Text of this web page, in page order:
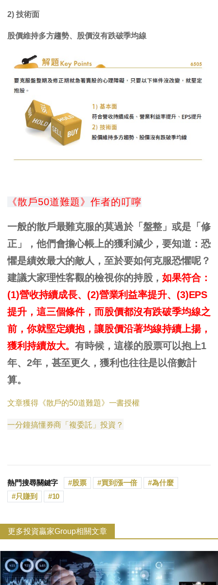
2) 技術面
股價維持多方趨勢、股價沒有跌破季均線
《散戶50道難題》作者的叮嚀
一般的散戶最難克服的莫過於「盤整」或是「修
正」，他們會擔心帳上的獲利減少，要知道：恐
懼是績效最大的敵人，至於要如何克服恐懼呢？
建議大家理性客觀的檢視你的持股，如果符合：
(1)營收持續成長、(2)營業利益率提升、(3)EPS
提升，這三個條件，而股價都沒有跌破季均線之
前，你就堅定續抱，讓股價沿著均線持續上揚，
獲利持續放大。有時候，這樣的股票可以抱上1
年、2年，甚至更久，獲利也往往是以倍數計
算。
文章獲得《散戶的50道難題》一書授權
一分鐘搞懂券商「複委託」投資？
熱門搜尋關鍵字 股票 買到漲一倍
為什麼
只賺到
10
更多投資贏家Group相關文章